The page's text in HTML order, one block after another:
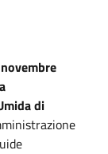
di